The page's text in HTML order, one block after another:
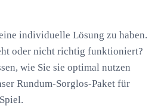
individuelle Lösung zu haben.
oder nicht richtig funktioniert?
wie Sie sie optimal nutzen
Rundum-Sorglos-Paket für